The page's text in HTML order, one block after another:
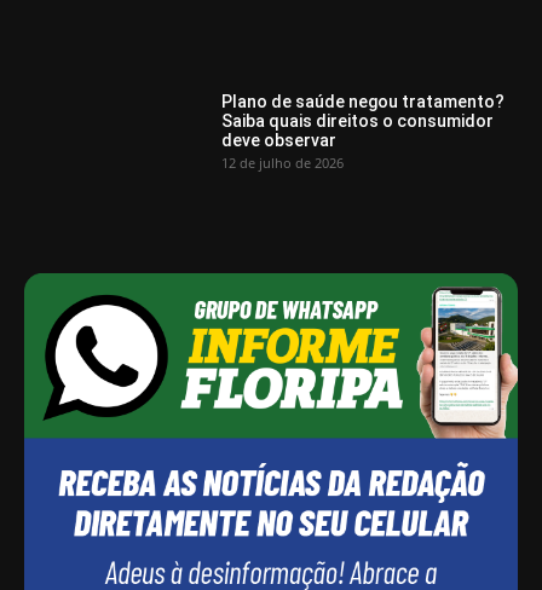
Plano de saúde negou tratamento?
Saiba quais direitos o consumidor
deve observar
12 de julho de 2026